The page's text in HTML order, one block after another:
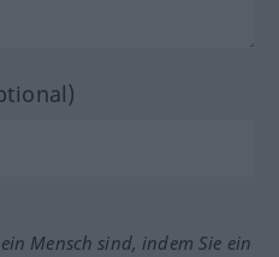
Mensch sind, indem Sie ein